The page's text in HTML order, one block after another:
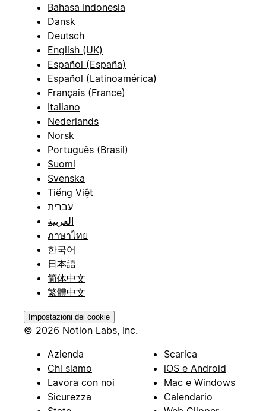
Bahasa Indonesia
Dansk
Deutsch
English (UK)
Español (España)
Español (Latinoamérica)
Français (France)
Italiano
Nederlands
Norsk
Português (Brasil)
Suomi
Svenska
Tiếng Việt
עברית
العربية
ภาษาไทย
한국어
日本語
简体中文
繁體中文
Impostazioni dei cookie
© 2026 Notion Labs, Inc.
Azienda
Chi siamo
Lavora con noi
Sicurezza
Scarica
iOS e Android
Mac e Windows
Calendario